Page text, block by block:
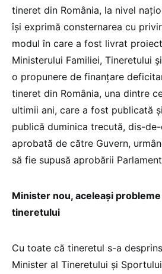
tineret din România, la nivel
își exprimă consternarea cu
modul în care a fost livrat
Ministerului Familiei, Tineretului
o propunere de finanțare
tineret din România, una dintre
ultimii ani, care a fost publicată
publică duminica trecută, dis-
aprobată de către Guvern,
să fie supusă aprobării
Minister nou, aceleași
tineretului
Cu toate că tineretul s-a
Minister al Tineretului și